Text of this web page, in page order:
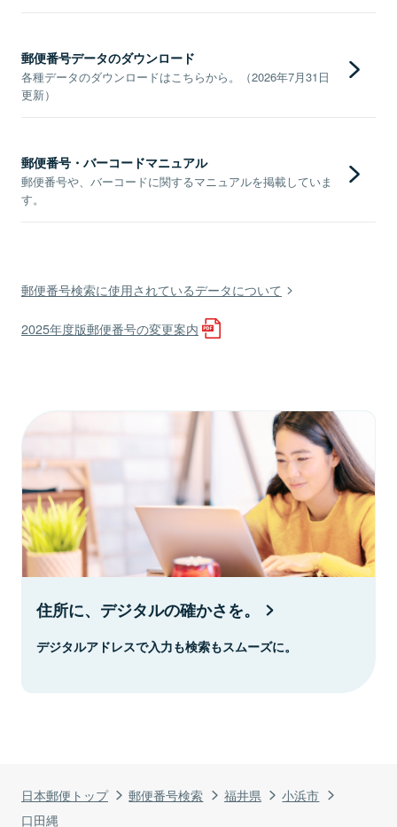
日本郵便トップ 郵便番号検索 福井県
小浜市
口田縄
郵便番号データのダウンロード
各種データのダウンロードはこちらから。（2026年7月31日
更新）
郵便番号・バーコードマニュアル
郵便番号や、バーコードに関するマニュアルを掲載していま
す。
郵便番号検索に使用されているデータについて
2025年度版郵便番号の変更案内
住所に、デジタルの確かさを。
デジタルアドレスで入力も検索もスムーズに。